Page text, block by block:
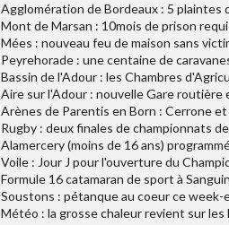
Agglomération de Bordeaux : 5 plaintes
Mont de Marsan : 10mois de prison
Mées : nouveau feu de maison sans
Peyrehorade : une centaine de
Bassin de l'Adour : les Chambres
Aire sur l'Adour : nouvelle Gare routière
Arènes de Parentis en Born : Cerrone
Rugby : deux finales de championnats
Alamercery (moins de 16 ans)
Voile : Jour J pour l'ouverture du
Formule 16 catamaran de sport à
Soustons : pétanque au coeur ce week-
Météo : la grosse chaleur revient sur